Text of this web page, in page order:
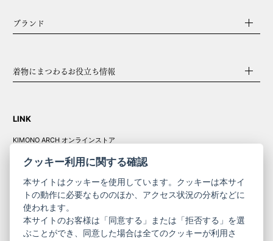
ブランド
着物にまつわるお役立ち情報
LINK
KIMONO ARCH オンラインストア
コーポレート
きものやまと振
袖
クッキー利用に関する確認
本サイトはクッキーを使用しています。クッキーは本サイ
トの動作に必要なもののほか、アクセス状況の分析などに
使われます。
本サイトのお客様は「同意する」または「拒否する」を選
ぶことができ、同意した場合は全てのクッキーが利用さ